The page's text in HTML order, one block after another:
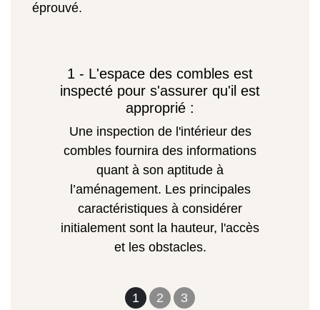
éprouvé.
1 2 3
1 - L'espace des combles est
inspecté pour s'assurer qu'il est
approprié :
Une inspection de l'intérieur des
combles fournira des informations
quant à son aptitude à
l’aménagement. Les principales
caractéristiques à considérer
initialement sont la hauteur, l'accès
et les obstacles.